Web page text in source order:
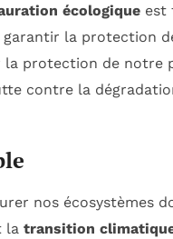
écologique est
la protection
protection de notre
contre la
nos écosystèmes
la transition